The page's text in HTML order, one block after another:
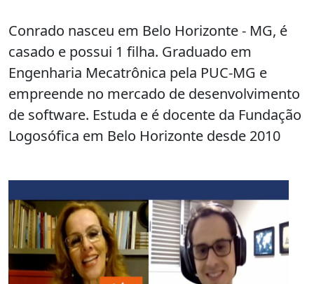
Conrado nasceu em Belo Horizonte - MG, é
casado e possui 1 filha. Graduado em
Engenharia Mecatrônica pela PUC-MG e
empreende no mercado de desenvolvimento
de software. Estuda e é docente da Fundação
Logosófica em Belo Horizonte desde 2010